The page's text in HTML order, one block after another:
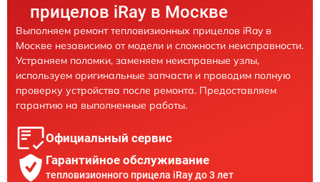
прицелов iRay в Москве
Выполняем ремонт тепловизионных прицелов iRay в
Москве независимо от модели и сложности неисправности.
Устраняем поломки, заменяем неисправные узлы,
используем оригинальные запчасти и проводим полную
проверку устройства после ремонта. Предоставляем
гарантию на выполненные работы.
Официальный сервис
Гарантийное обслуживание
тепловизионного прицела iRay до 3 лет